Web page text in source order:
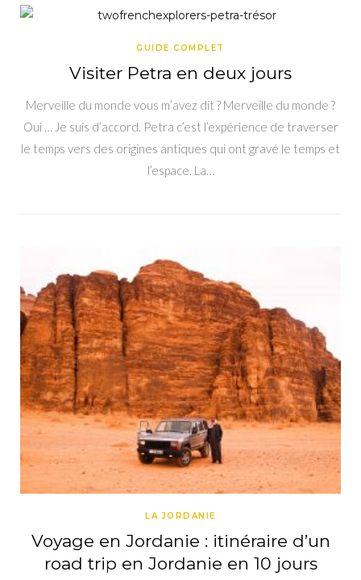
GUIDE COMPLET
Visiter Petra en deux jours
Merveille du monde vous m’avez dit ? Merveille du monde ?
Oui … Je suis d’accord. Petra c’est l’expérience de traverser
le temps vers des origines antiques qui ont gravé le temps et
l’espace. La…
LA JORDANIE
Voyage en Jordanie : itinéraire d’un
road trip en Jordanie en 10 jours